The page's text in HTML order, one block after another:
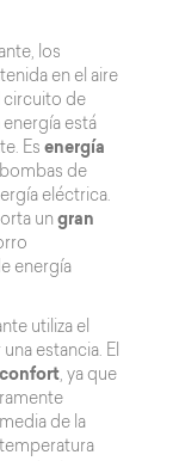
los
en el aire
circuito de
está
Es energía
bombas de
eléctrica.
un gran
energía
utiliza el
estancia. El
confort, ya que
de la